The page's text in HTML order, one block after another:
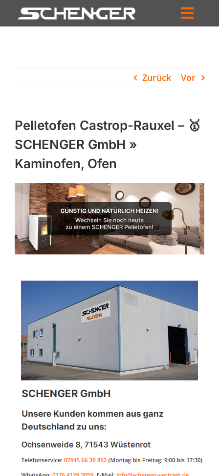
Inhalt
HÄNDLERSUCHE
UNTERNEHMEN
PROFIL
WARENKORB
PRODUCTS
SEARCH
Zurück Vor
Pelletofen Castrop-Rauxel – 🥇
SCHENGER GmbH »
Kaminofen, Ofen